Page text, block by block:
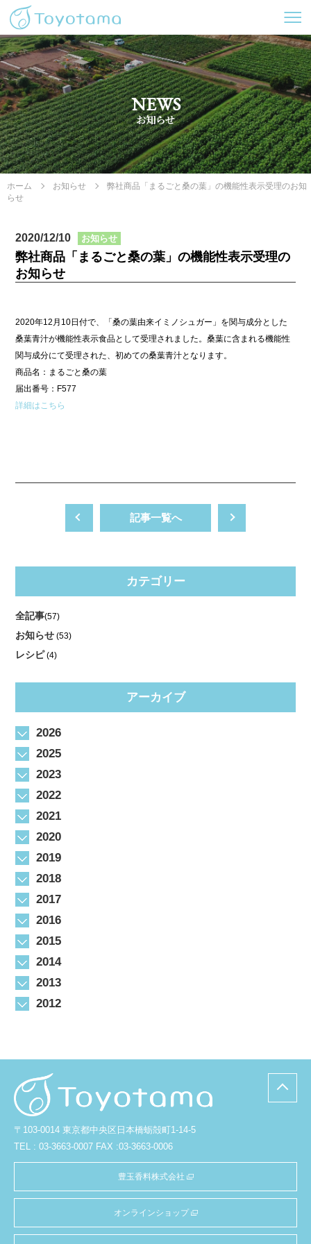
NEWS
ホーム お知らせ
弊社商品「まるごと桑の葉」の機能性表示受理のお知
らせ
2020/12/10 お知らせ
弊社商品「まるごと桑の葉」の機能性表示受理の
お知らせ
2020年12月10日付で、「桑の葉由来イミノシュガー」を関与成分とした
桑葉青汁が機能性表示食品として受理されました。桑葉に含まれる機能性
関与成分にて受理された、初めての桑葉青汁となります。
商品名：まるごと桑の葉
届出番号：F577
詳細はこちら
記事一覧へ
カテゴリー
全記事(57)
お知らせ (53)
レシピ(4)
アーカイブ
2026
2025
2023
2022
2021
2020
2019
2018
2017
2016
2015
2014
2013
2012
〒103-0014 東京都中央区日本橋蛎殻町1-14-5
TEL : 03-3663-0007 FAX :03-3663-0006
豊玉香料株式会社
オンラインショップ